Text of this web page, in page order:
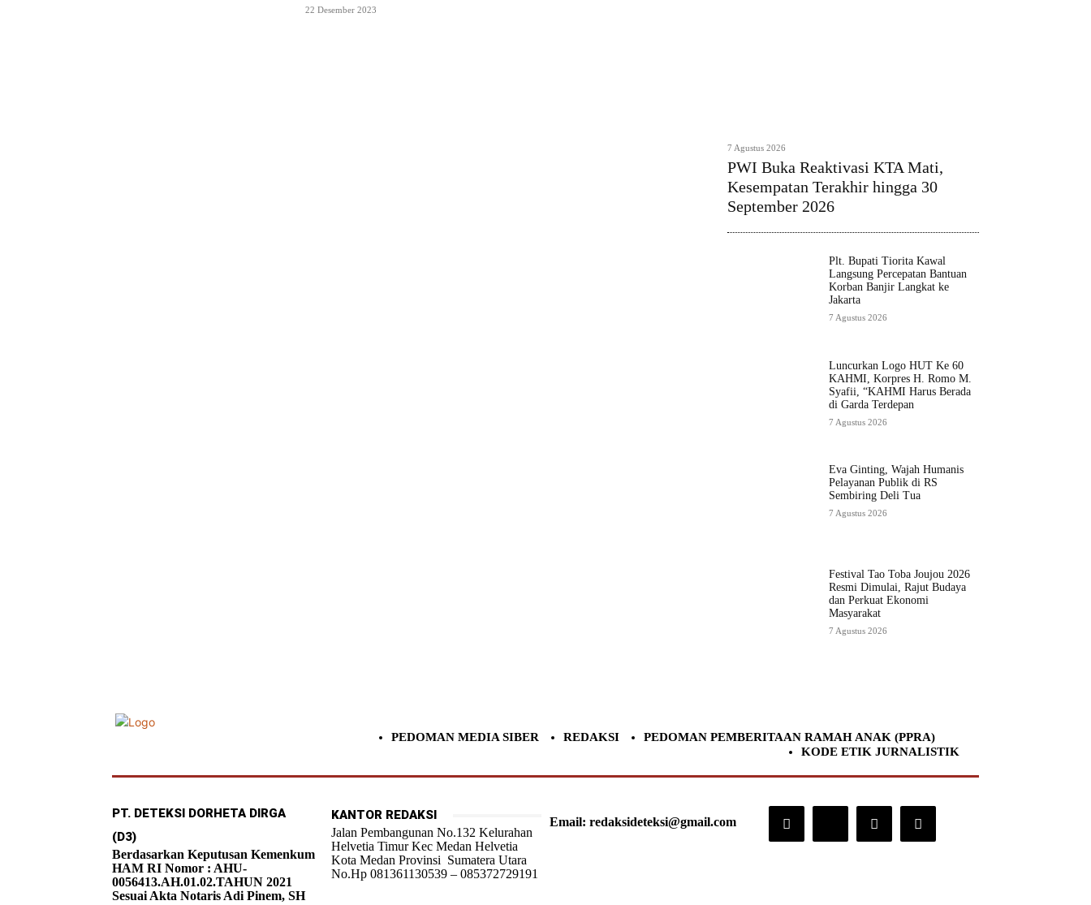
22 Desember 2023
7 Agustus 2026
PWI Buka Reaktivasi KTA Mati,
Kesempatan Terakhir hingga 30
September 2026
Plt. Bupati Tiorita Kawal
Langsung Percepatan Bantuan
Korban Banjir Langkat ke
Jakarta
7 Agustus 2026
Luncurkan Logo HUT Ke 60
KAHMI, Korpres H. Romo M.
Syafii, “KAHMI Harus Berada
di Garda Terdepan
7 Agustus 2026
Eva Ginting, Wajah Humanis
Pelayanan Publik di RS
Sembiring Deli Tua
7 Agustus 2026
Festival Tao Toba Joujou 2026
Resmi Dimulai, Rajut Budaya
dan Perkuat Ekonomi
Masyarakat
7 Agustus 2026
PEDOMAN MEDIA SIBER REDAKSI
PEDOMAN PEMBERITAAN RAMAH ANAK (PPRA)
KODE ETIK JURNALISTIK
PT. DETEKSI DORHETA DIRGA
(D3)
Berdasarkan Keputusan Kemenkum
HAM RI Nomor : AHU-
0056413.AH.01.02.TAHUN 2021
Sesuai Akta Notaris Adi Pinem, SH
KANTOR REDAKSI
Jalan Pembangunan No.132 Kelurahan
Helvetia Timur Kec Medan Helvetia
Kota Medan Provinsi Sumatera Utara
No.Hp 081361130539 – 085372729191
Email: redaksideteksi@gmail.com